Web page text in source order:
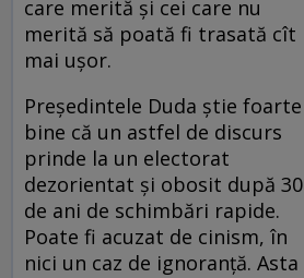
care merită și cei care nu
merită să poată fi trasată cît
mai ușor.
Președintele Duda știe foarte
bine că un astfel de discurs
prinde la un electorat
dezorientat și obosit după 30
de ani de schimbări rapide.
Poate fi acuzat de cinism, în
nici un caz de ignoranță. Asta